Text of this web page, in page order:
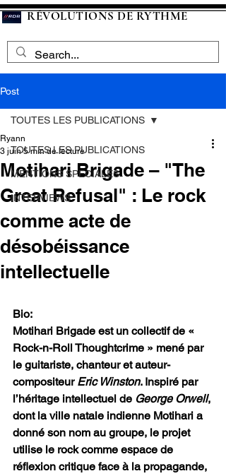
RÉVOLUTIONS DE RYTHME
Post
TOUTES LES PUBLICATIONS
MENTIONS SPECIALES
INTERVIEWS
TOUTES LES PUBLICATIONS
Motihari Brigade – "The
Great Refusal" : Le rock
comme acte de
désobéissance
intellectuelle
Ryann
3 juin 5 min de lecture
Bio:
Motihari Brigade est un collectif de «
Rock-n-Roll Thoughtcrime » mené par
le guitariste, chanteur et auteur-
compositeur Eric Winston. Inspiré par
l’héritage intellectuel de George Orwell,
dont la ville natale indienne Motihari a
donné son nom au groupe, le projet
utilise le rock comme espace de
réflexion critique face à la propagande,